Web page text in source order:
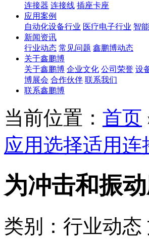
连接器 连接线 插座卡座
应用案例
自动化设备行业 医疗电子行业 智
新闻资讯
行业动态 常见问题 鑫鹏博动态
关于鑫鹏博
关于鑫鹏博 企业文化 公司荣誉 设
博展会 合作伙伴 联系我们
联系鑫鹏博
当前位置： 首页
应用选择适用
为冲击和振
类别：行业动态